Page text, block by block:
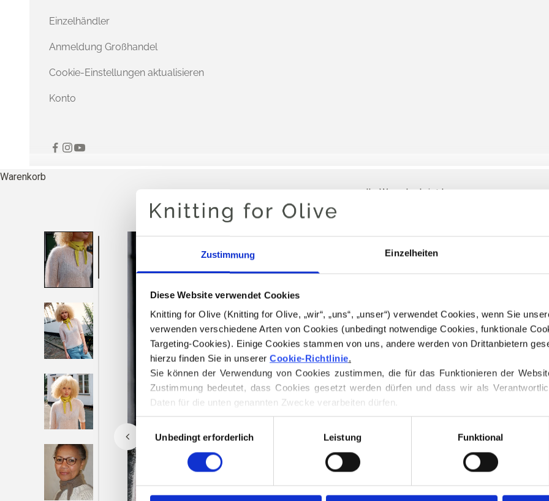
Zustimmung Einzelheiten
Diese Website verwendet Cookies
Knitting for Olive (Knitting for Olive, „wir“, „uns“, „unser“) verwendet Cookies, wenn Sie
verwenden verschiedene Arten von Cookies (unbedingt notwendige Cookies, funktionale
Targeting-Cookies). Einige Cookies stammen von uns, andere werden von Drittanbietern
hierzu finden Sie in unserer Cookie-Richtlinie.
Sie können der Verwendung von Cookies zustimmen, die für das Funktionieren der
Zustimmung bedeutet, dass Cookies gesetzt werden dürfen und dass wir als
Daten für die unten genannten Zwecke verarbeiten dürfen.
Sie können Ihre Einwilligung jederzeit über unsere Cookie-Richtlinie, wo Sie auch
Löschen von Cookies finden.
Auswahl
Zustimmung
Unbedingt erforderlich Leistung Funktional
Einzelhändler
Anmeldung Großhandel
Cookie-Einstellungen aktualisieren
Konto
Warenkorb
Ihr Warenkorb ist leer
SPRACHE
FÜR WELCHE
Geben Sie
Bestellungen,